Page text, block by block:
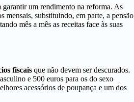
garantir um rendimento na reforma. As
mensais, substituindo, em parte, a pensão
mês a mês as receitas face às suas
fiscais que não devem ser descurados.
e 500 euros para os do sexo
acessórios de poupança e um dos